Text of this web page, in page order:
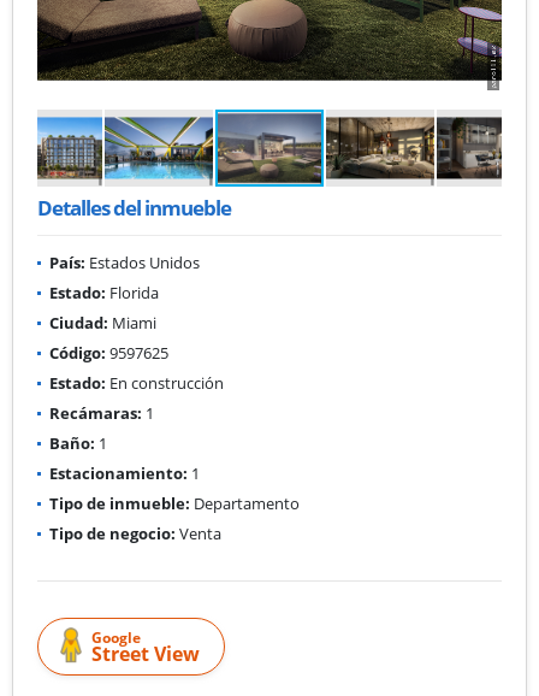
Detalles del inmueble
País: Estados Unidos
Estado: Florida
Ciudad: Miami
Código: 9597625
Estado: En construcción
Recámaras: 1
Baño: 1
Estacionamiento: 1
Tipo de inmueble: Departamento
Tipo de negocio: Venta
Google
Street View